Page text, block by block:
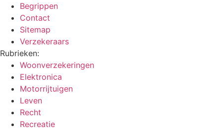
Begrippen
Contact
Sitemap
Verzekeraars
Rubrieken:
Woonverzekeringen
Elektronica
Motorrijtuigen
Leven
Recht
Recreatie